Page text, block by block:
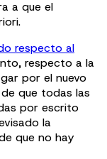
a que el
respecto al
respecto a la
por el nuevo
que todas las
por escrito
la
que no hay